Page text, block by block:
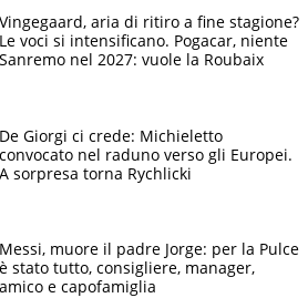
Vingegaard, aria di ritiro a fine stagione?
Le voci si intensificano. Pogacar, niente
Sanremo nel 2027: vuole la Roubaix
De Giorgi ci crede: Michieletto
convocato nel raduno verso gli Europei.
A sorpresa torna Rychlicki
Messi, muore il padre Jorge: per la Pulce
è stato tutto, consigliere, manager,
amico e capofamiglia